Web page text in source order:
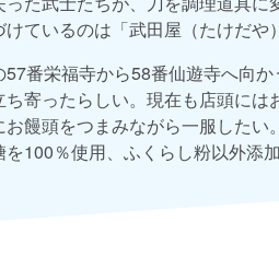
ているのは「武田屋（たけだや
57番栄福寺から58番仙遊寺へ向
ち寄ったらしい。現在も店頭に
饅頭をつまみながら一服したい。
100％使用、ふくらし粉以外添